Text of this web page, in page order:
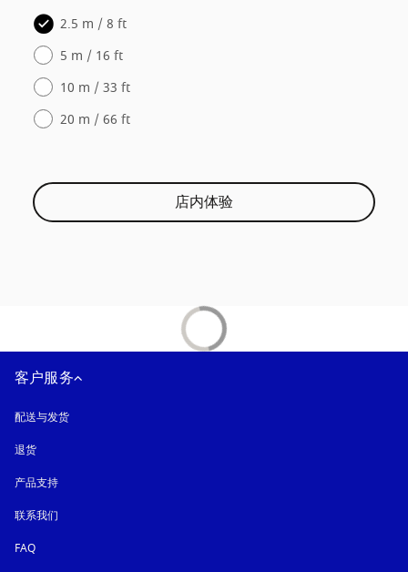
2.5 m / 8 ft
5 m / 16 ft
10 m / 33 ft
20 m / 66 ft
店内体验
客户服务
配送与发货
退货
产品支持
联系我们
FAQ